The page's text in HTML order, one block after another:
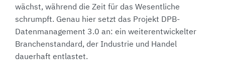
wächst, während die Zeit für das Wesentliche
schrumpft. Genau hier setzt das Projekt DPB-
Datenmanagement 3.0 an: ein weiterentwickelter
Branchenstandard, der Industrie und Handel
dauerhaft entlastet.